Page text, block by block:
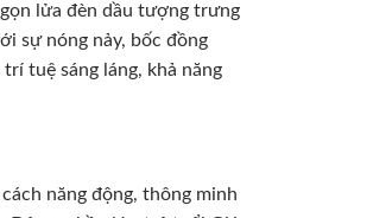
lửa đèn dầu tượng trưng
sự nóng nảy, bốc đồng
tuệ sáng láng, khả năng
năng động, thông minh